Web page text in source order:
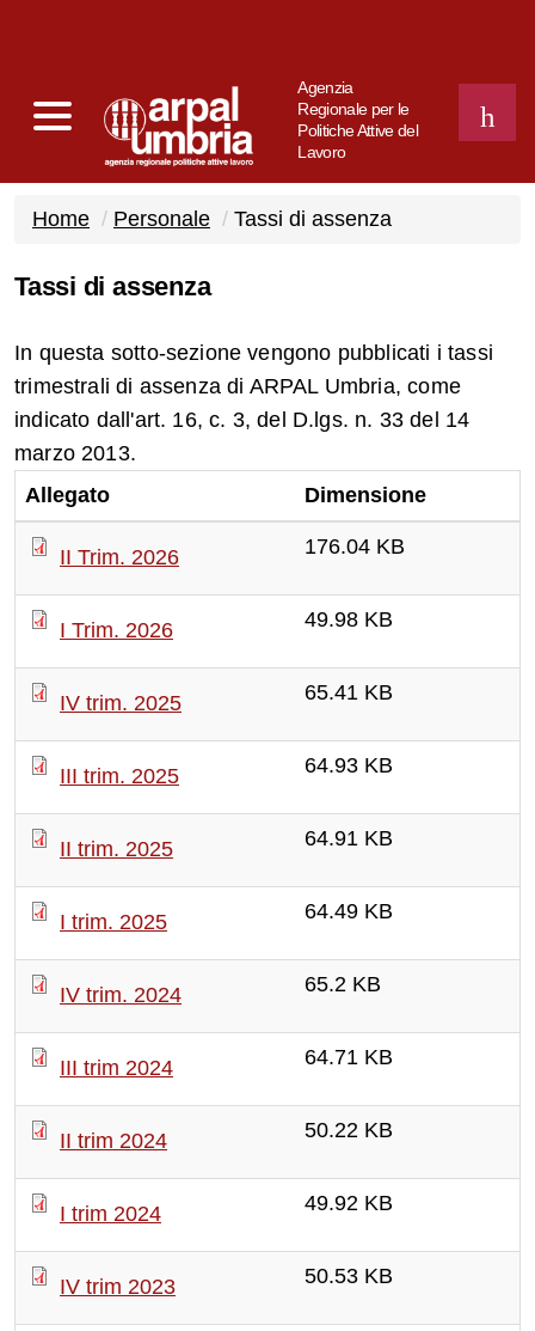
Agenzia
Regionale per le
Politiche Attive del
Lavoro
CERCA
Home Personale Tassi di assenza
Tassi di assenza
In questa sotto-sezione vengono pubblicati i tassi
trimestrali di assenza di ARPAL Umbria, come
indicato dall'art. 16, c. 3, del D.lgs. n. 33 del 14
marzo 2013.
Allegato
Dimensione
II Trim. 2026 176.04 KB
I Trim. 2026 49.98 KB
IV trim. 2025 65.41 KB
III trim. 2025 64.93 KB
II trim. 2025 64.91 KB
I trim. 2025 64.49 KB
IV trim. 2024 65.2 KB
III trim 2024 64.71 KB
II trim 2024 50.22 KB
I trim 2024 49.92 KB
IV trim 2023 50.53 KB